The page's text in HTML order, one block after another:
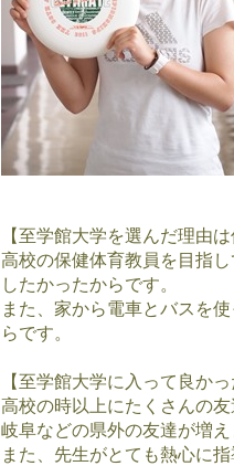
【至学館大学を選んだ理由は
高校の保健体育教員を目指
したかったからです。
また、家から電車とバスを
らです。
【至学館大学に入って良か
高校の時以上にたくさんの
岐阜などの県外の友達が増え
また、先生がとても熱心に